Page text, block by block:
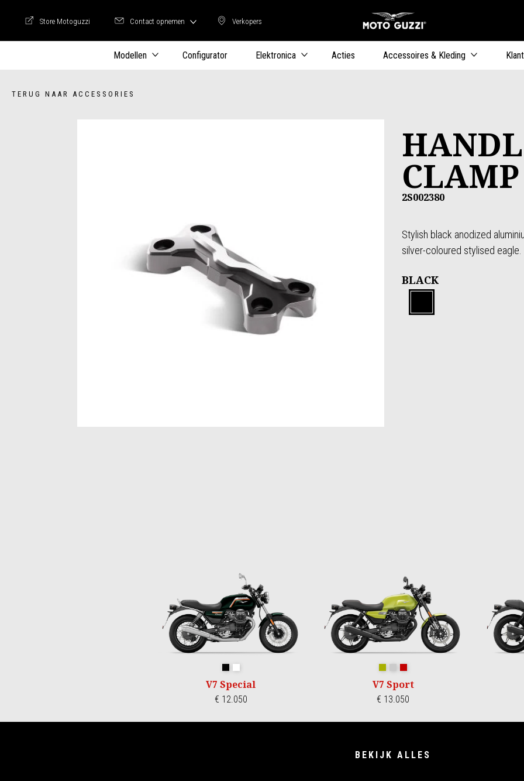
Verkopers
Verkopers
Store Motoguzzi
Store Motoguzzi Contact opnemen
Modellen Configurator Elektronica Acties Accessoires & Kleding
TERUG NAAR ACCESSORIES
CLAMP
2S002380
Stylish black anodized
silver-coloured stylised
BLACK
Black
V7 Special
€ 12.050
V7 Sport
€ 13.050
BEKIJK ALLES